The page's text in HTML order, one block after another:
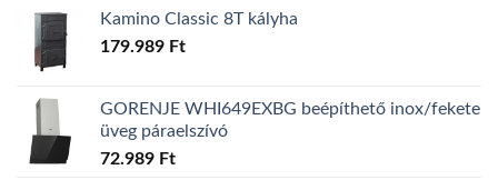
Kamino Classic 8T kályha
179.989 Ft
GORENJE WHI649EXBG beépíthető inox/fekete
üveg páraelszívó
72.989 Ft